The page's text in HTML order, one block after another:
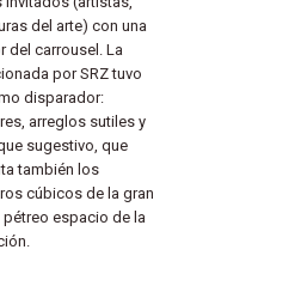
del arte) con una
del carrousel. La
por SRZ tuvo
disparador:
arreglos sutiles y
sugestivo, que
también los
cúbicos de la gran
pétreo espacio de la